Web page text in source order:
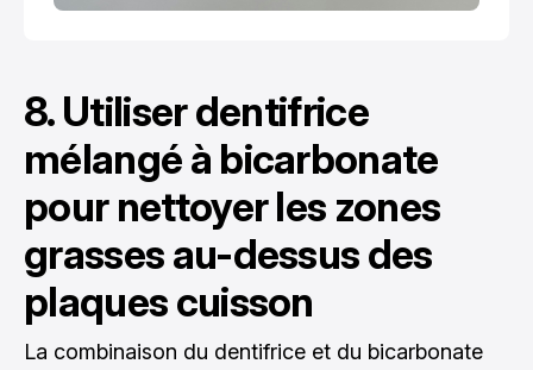
8. Utiliser dentifrice
mélangé à bicarbonate
pour nettoyer les zones
grasses au-dessus des
plaques cuisson
La combinaison du dentifrice et du bicarbonate